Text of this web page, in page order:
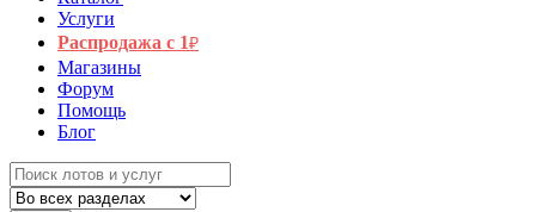
Услуги
Распродажа с 1₽
Магазины
Форум
Помощь
Блог